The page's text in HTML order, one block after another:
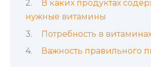
В каких продуктах
нужные витамины
Потребность в
Важность правильного